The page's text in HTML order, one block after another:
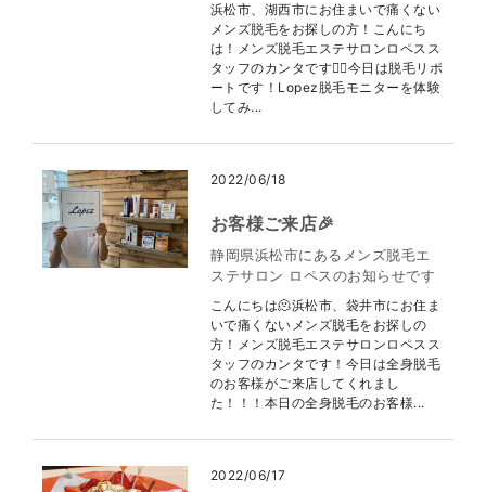
浜松市、湖西市にお住まいで痛くない
メンズ脱毛をお探しの方！こんにち
は！メンズ脱毛エステサロンロペスス
タッフのカンタです❤️‍🔥今日は脱毛リポ
ートです！Lopez脱毛モニターを体験
してみ...
2022/06/18
お客様ご来店🎉
静岡県浜松市にあるメンズ脱毛エ
ステサロン ロペスのお知らせです
こんにちは🫠浜松市、袋井市にお住ま
いで痛くないメンズ脱毛をお探しの
方！メンズ脱毛エステサロンロペスス
タッフのカンタです！今日は全身脱毛
のお客様がご来店してくれまし
た！！！本日の全身脱毛のお客様...
2022/06/17